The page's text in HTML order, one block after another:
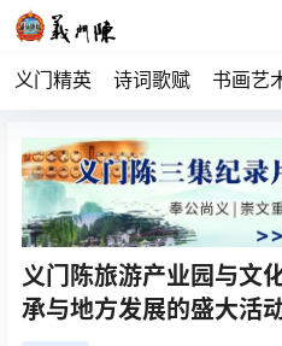
义门精英 诗词歌赋 书画艺
义门陈旅游产业园与文
承与地方发展的盛大活